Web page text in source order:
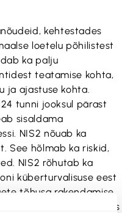
kehtestades
loetelu põhilistest
ka palju
teatamise kohta,
ja ajastuse kohta.
tunni jooksul pärast
sisaldama
NIS2 nõuab ka
See hõlmab ka riskid,
NIS2 rõhutab ka
küberturvalisuse eest
tõhusa rakendamise
juhtorganitele, näiteks